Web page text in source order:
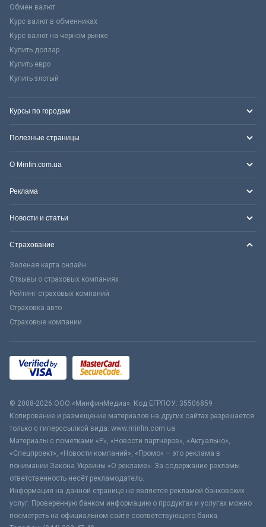
Обмен валют
Курс валют в обменниках
Курс валют на черном рынке
Купить доллар
Купить евро
Купить злотый
Курсы по городам
Полезные страницы
О Minfin.com.ua
Реклама
Новости и статьи
Страхование
Зеленая карта онлайн
Отзывы о страховых компаниях
Рейтинг страховых компаний
Страховка авто
Страховые компании
© 2008-2026 ООО «МинфинМедиа». Код ЕГРПОУ: 35506859
Копирование и размещение материалов на других сайтах разрешается
только с гиперссылкой вида: www.minfin.com.ua
Материалы с пометками «Р», «Новости партнёров», «Актуально»,
«Спецпроект», «Новости компаний», «Промо» – это реклама в
понимании Закона Украины «О рекламе». За содержание рекламы
ответственность несёт рекламодатель.
Информация на данной странице не является рекламой банковских
услуг. Проверенную банком информацию о продуктах и услугах можно
посмотреть на официальном сайте соответствующего банка.